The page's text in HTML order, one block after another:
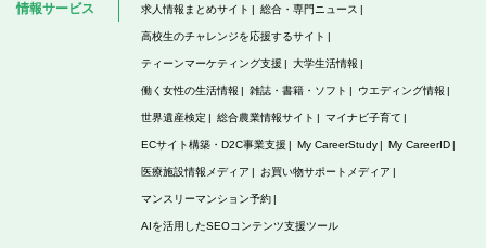
情報サービス 求人情報まとめサイト 総合・専門ニュース
高校生のチャレンジを応援するサイト
ティーンマーケティング支援 大学生活情報
働く女性の生活情報 雑誌・書籍・ソフト ウエディング情報
世界遺産検定 総合農業情報サイト マイナビ子育て
ECサイト構築・D2C事業支援 My CareerStudy My CareerID
医療施設情報メディア お買い物サポートメディア
マンスリーマンション予約
AIを活用したSEOコンテンツ支援ツール